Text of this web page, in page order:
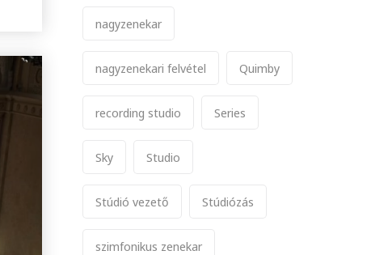
nagyzenekar
nagyzenekari felvétel Quimby
recording studio Series
Sky Studio
Stúdió vezető Stúdiózás
szimfonikus zenekar